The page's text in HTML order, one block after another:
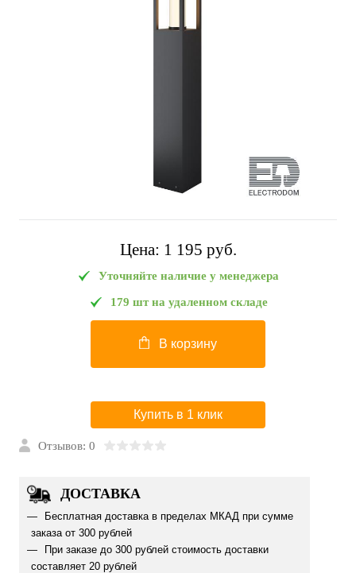
Цена: 1 195 pуб.
Уточняйте наличие у менеджера
179 шт на удаленном складе
В корзину
Купить в 1 клик
Отзывов: 0
ДОСТАВКА
Бесплатная доставка в пределах МКАД при сумме
заказа от 300 рублей
При заказе до 300 рублей стоимость доставки
составляет 20 рублей